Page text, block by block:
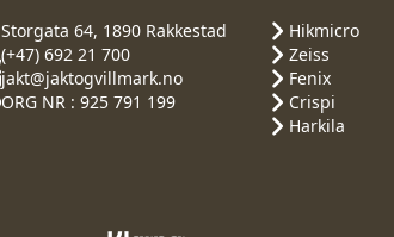
Storgata 64, 1890 Rakkestad
(+47) 692 21 700
jakt@jaktogvillmark.no
ORG NR : 925 791 199
Hikmicro
Zeiss
Fenix
Crispi
Harkila